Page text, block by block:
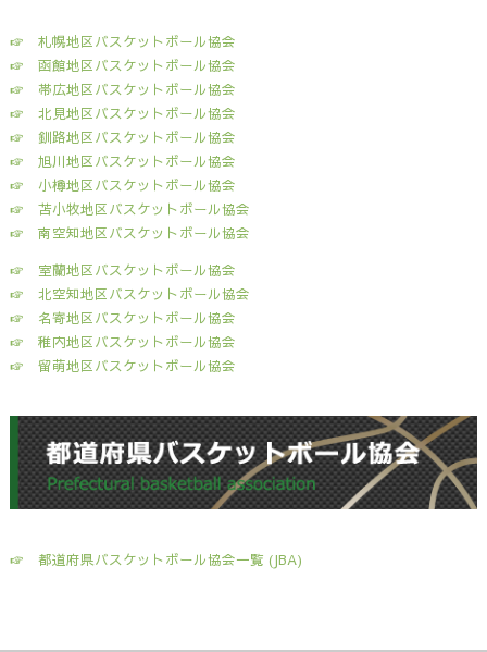
☞ 札幌地区バスケットボール協会
☞ 函館地区バスケットボール協会
☞ 帯広地区バスケットボール協会
☞ 北見地区バスケットボール協会
☞ 釧路地区バスケットボール協会
☞ 旭川地区バスケットボール協会
☞ 小樽地区バスケットボール協会
☞ 苫小牧地区バスケットボール協会
☞ 南空知地区バスケットボール協会
☞ 室蘭地区バスケットボール協会
☞ 北空知地区バスケットボール協会
☞ 名寄地区バスケットボール協会
☞ 稚内地区バスケットボール協会
☞ 留萌地区バスケットボール協会
☞ 都道府県バスケットボール協会一覧 (JBA)